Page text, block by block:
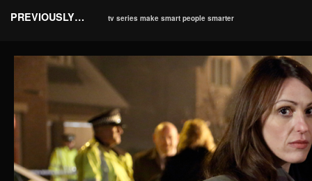
PREVIOUSLY… tv series make smart people smarter